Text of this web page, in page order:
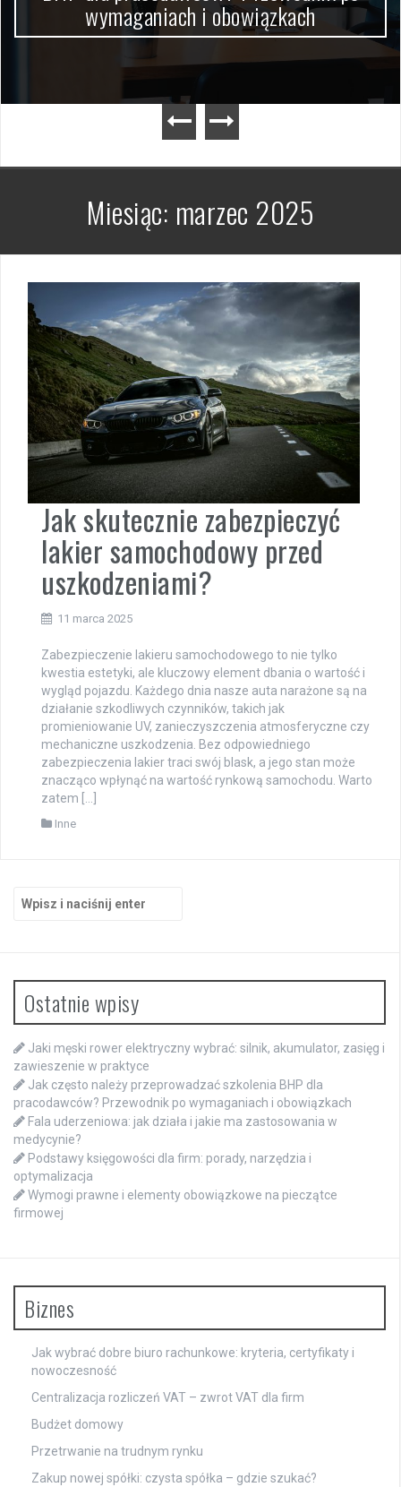
wymaganiach i obowiązkach
Miesiąc: marzec 2025
Jak skutecznie zabezpieczyć
lakier samochodowy przed
uszkodzeniami?
11 marca 2025
Zabezpieczenie lakieru samochodowego to nie tylko
kwestia estetyki, ale kluczowy element dbania o wartość i
wygląd pojazdu. Każdego dnia nasze auta narażone są na
działanie szkodliwych czynników, takich jak
promieniowanie UV, zanieczyszczenia atmosferyczne czy
mechaniczne uszkodzenia. Bez odpowiedniego
zabezpieczenia lakier traci swój blask, a jego stan może
znacząco wpłynąć na wartość rynkową samochodu. Warto
zatem […]
Inne
Ostatnie wpisy
Jaki męski rower elektryczny wybrać: silnik, akumulator, zasięg i
zawieszenie w praktyce
Jak często należy przeprowadzać szkolenia BHP dla
pracodawców? Przewodnik po wymaganiach i obowiązkach
Fala uderzeniowa: jak działa i jakie ma zastosowania w
medycynie?
Podstawy księgowości dla firm: porady, narzędzia i
optymalizacja
Wymogi prawne i elementy obowiązkowe na pieczątce
firmowej
Biznes
Jak wybrać dobre biuro rachunkowe: kryteria, certyfikaty i
nowoczesność
Centralizacja rozliczeń VAT – zwrot VAT dla firm
Budżet domowy
Przetrwanie na trudnym rynku
Zakup nowej spółki: czysta spółka – gdzie szukać?